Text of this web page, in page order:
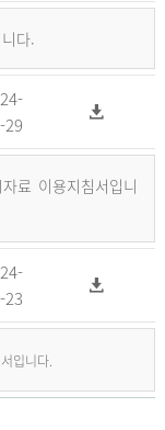
다.
29
료 이용지침서입니
23
입니다.